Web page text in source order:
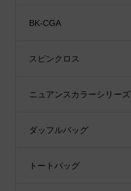
BK-CGA
スピンクロス
ニュアンスカラーシリーズ
ダッフルバッグ
トートバッグ